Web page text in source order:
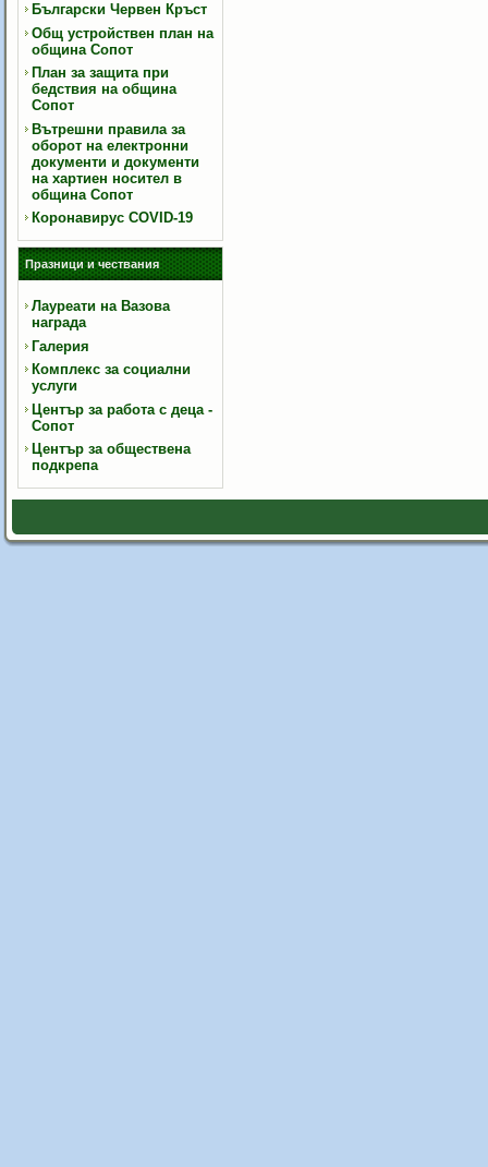
Български Червен Кръст
Общ устройствен план на
община Сопот
План за защита при
бедствия на община
Сопот
Вътрешни правила за
оборот на електронни
документи и документи
на хартиен носител в
община Сопот
Коронавирус COVID-19
Празници и чествания
Лауреати на Вазова
награда
Галерия
Комплекс за социални
услуги
Център за работа с деца -
Сопот
Център за обществена
подкрепа